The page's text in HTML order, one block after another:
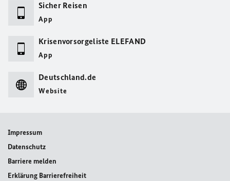
Sicher Reisen
App
Krisenvorsorgeliste ELEFAND
App
Deutschland.de
Website
Impressum
Datenschutz
Barriere melden
Erklärung Barrierefreiheit